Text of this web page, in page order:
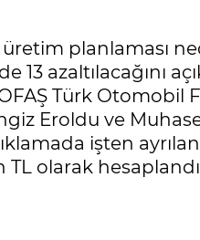
üretim planlaması
13 azaltılacağını
Türk Otomobil
Eroldu ve
işten
TL olarak